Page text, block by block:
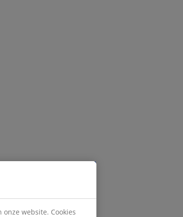
website. Cookies